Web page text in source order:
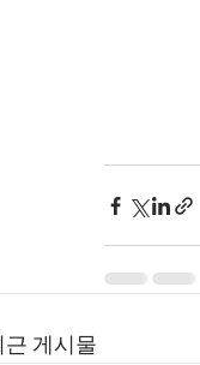
근 게시물